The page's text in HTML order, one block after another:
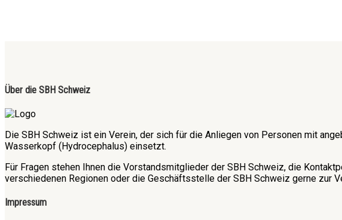
Über die SBH Schweiz
Die SBH Schweiz ist ein Verein, der sich für die Anliegen von Personen mit
Wasserkopf (Hydrocephalus) einsetzt.
Für Fragen stehen Ihnen die Vorstandsmitglieder der SBH Schweiz, die
verschiedenen Regionen oder die Geschäftsstelle der SBH Schweiz gerne zur
Impressum